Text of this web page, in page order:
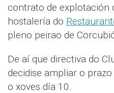
contrato de explotación
hostalería do
pleno peirao de
De aí que directiva do
decidise ampliar o
o xoves día 10.